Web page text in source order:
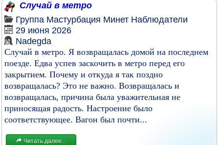
Случай в метро
Группа Мастурбация Минет Наблюдатели
29 июня 2026
Nadegda
Случай в метро. Я возвращалась домой на последнем
поезде. Едва успев заскочить в метро перед его
закрытием. Почему и откуда я так поздно
возвращалась? Это не важно. Возвращалась и
возвращалась, причина была уважительная не
приносящая радость. Настроение было
соответствующее. Вагон был почти...
Читать далее...